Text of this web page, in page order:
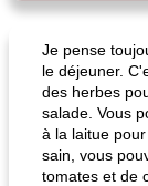
dîner de poêlon de
Je pense
le déjeuner.
des herbes
salade. Vous
à la laitue
sain, vous
tomates et de